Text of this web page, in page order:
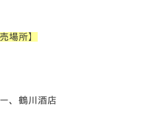
場所】
、鶴川酒店